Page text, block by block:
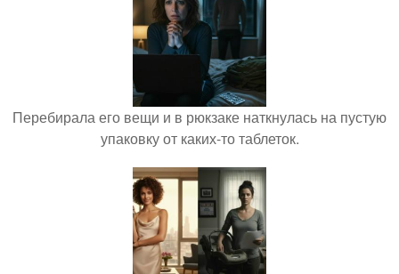
Перебирала его вещи и в рюкзаке наткнулась на пустую
упаковку от каких-то таблеток.